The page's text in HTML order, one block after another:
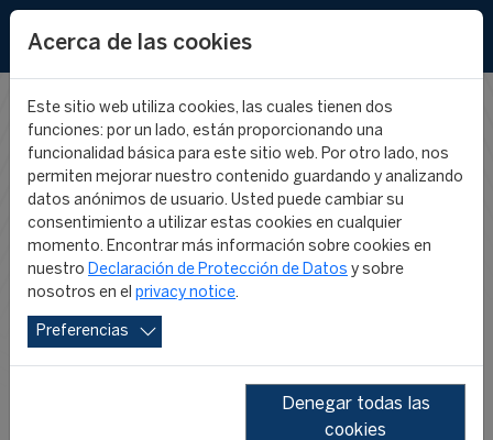
NOTICIAS DEL
PROGRAMA
INTERNACIONAL
FIFA/CIES
Acerca de las cookies
Este sitio web utiliza cookies, las cuales tienen dos
funciones: por un lado, están proporcionando una
funcionalidad básica para este sitio web. Por otro lado, nos
permiten mejorar nuestro contenido guardando y analizando
datos anónimos de usuario. Usted puede cambiar su
consentimiento a utilizar estas cookies en cualquier
momento. Encontrar más información sobre cookies en
nuestro Declaración de Protección de Datos y sobre
nosotros en el privacy notice.
Preferencias
Denegar todas las
cookies